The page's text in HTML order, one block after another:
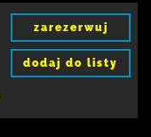
zarezerwuj
dodaj do listy